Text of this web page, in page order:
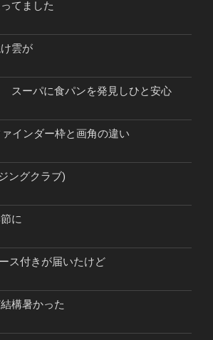
てました
雲が
スーパに食パンを発見しひと安心
インダー枠と画角の違い
ングクラブ)
に
ス付きが届いたけど
構暑かった